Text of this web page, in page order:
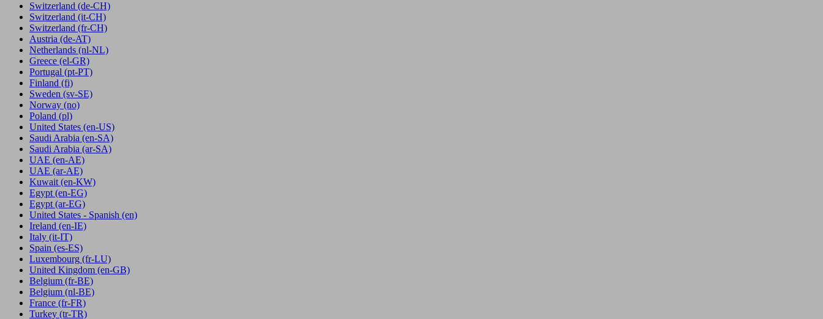
Switzerland (de-CH)
Switzerland (it-CH)
Switzerland (fr-CH)
Austria (de-AT)
Netherlands (nl-NL)
Greece (el-GR)
Portugal (pt-PT)
Finland (fi)
Sweden (sv-SE)
Norway (no)
Poland (pl)
United States (en-US)
Saudi Arabia (en-SA)
Saudi Arabia (ar-SA)
UAE (en-AE)
UAE (ar-AE)
Kuwait (en-KW)
Egypt (en-EG)
Egypt(ar-EG)
United States - Spanish (en)
Ireland (en-IE)
Italy (it-IT)
Spain (es-ES)
Luxembourg (fr-LU)
United Kingdom (en-GB)
Belgium (fr-BE)
Belgium (nl-BE)
France (fr-FR)
Turkey (tr-TR)